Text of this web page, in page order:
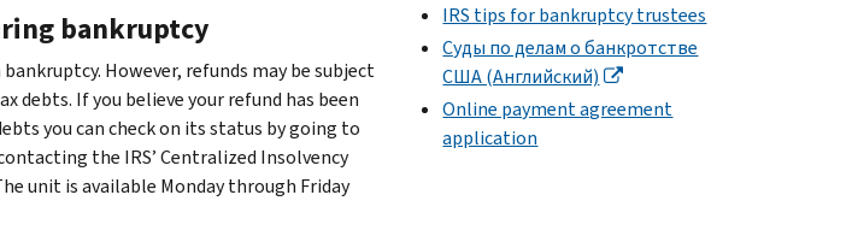
bankruptcy
However, refunds may be subject
debts. If you believe your refund has been
you can check on its status by going to
the IRS’ Centralized Insolvency
unit is available Monday through Friday
IRS tips for bankruptcy trustees
Суды по делам о банкротстве
США (Английский)
Online payment agreement
application